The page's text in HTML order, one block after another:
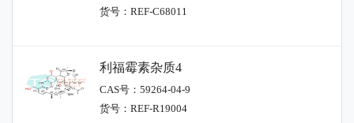
货号：REF-C68011
利福霉素杂质4
CAS号：59264-04-9
货号：REF-R19004